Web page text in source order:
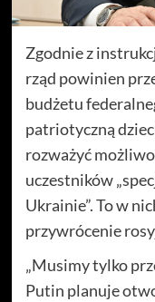
Zgodnie z
rząd powinien
budżetu
patriotyczną
rozważyć
uczestników
Ukrainie”. To w
przywrócenie
„Musimy tylko
Putin planuje